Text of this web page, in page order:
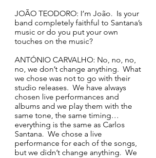
JOÃO TEODORO: I’m João. Is your
band completely faithful to Santana’s
music or do you put your own
touches on the music?
ANTÓNIO CARVALHO: No, no, no,
no, we don’t change anything. What
we chose was not to go with their
studio releases. We have always
chosen live performances and
albums and we play them with the
same tone, the same timing…
everything is the same as Carlos
Santana. We chose a live
performance for each of the songs,
but we didn’t change anything. We